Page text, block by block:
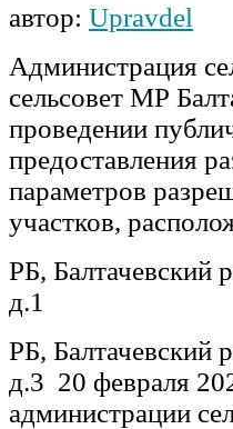
автор: Upravdel
Администрация
сельсовет МР
проведении
предоставления
параметров
участков,
РБ, Балтачевский
д.1
РБ, Балтачевский
д.3 20 февраля
администрации